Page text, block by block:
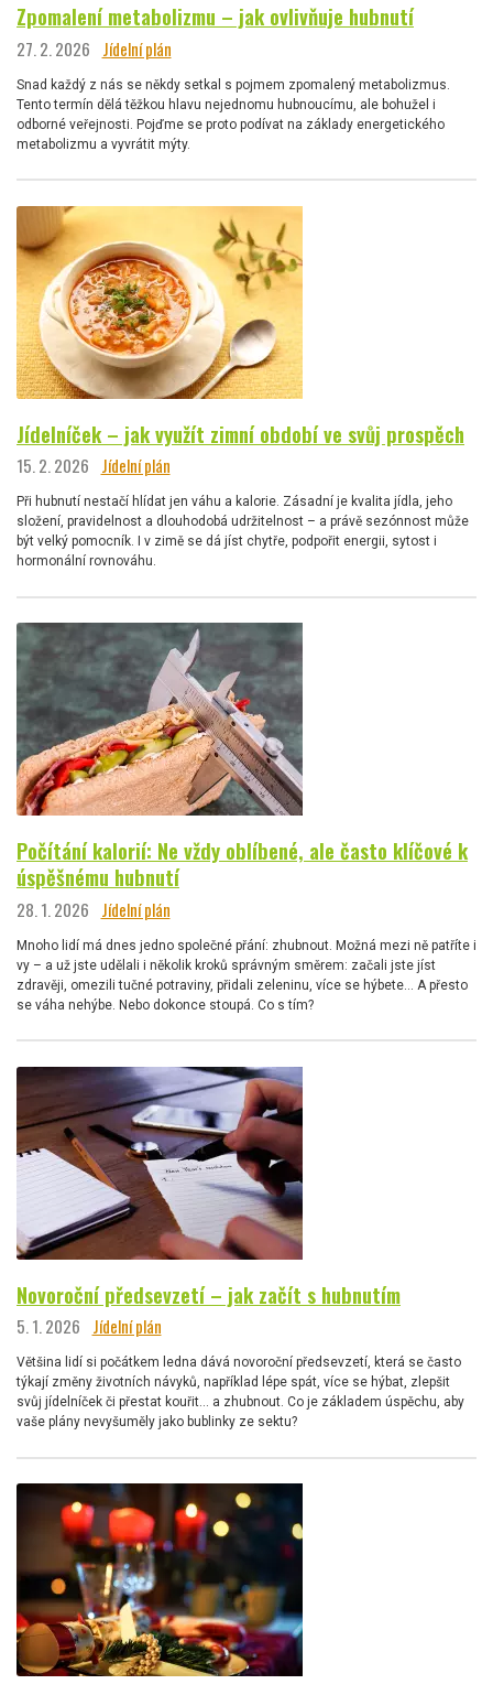
Zpomalení metabolizmu – jak ovlivňuje hubnutí
27. 2. 2026 Jídelní plán
Snad každý z nás se někdy setkal s pojmem zpomalený metabolizmus.
Tento termín dělá těžkou hlavu nejednomu hubnoucímu, ale bohužel i
odborné veřejnosti. Pojďme se proto podívat na základy energetického
metabolizmu a vyvrátit mýty.
Jídelníček – jak využít zimní období ve svůj prospěch
15. 2. 2026 Jídelní plán
Při hubnutí nestačí hlídat jen váhu a kalorie. Zásadní je kvalita jídla, jeho
složení, pravidelnost a dlouhodobá udržitelnost – a právě sezónnost může
být velký pomocník. I v zimě se dá jíst chytře, podpořit energii, sytost i
hormonální rovnováhu.
Počítání kalorií: Ne vždy oblíbené, ale často klíčové k
úspěšnému hubnutí
28. 1. 2026 Jídelní plán
Mnoho lidí má dnes jedno společné přání: zhubnout. Možná mezi ně patříte i
vy – a už jste udělali i několik kroků správným směrem: začali jste jíst
zdravěji, omezili tučné potraviny, přidali zeleninu, více se hýbete… A přesto
se váha nehýbe. Nebo dokonce stoupá. Co s tím?
Novoroční předsevzetí – jak začít s hubnutím
5. 1. 2026 Jídelní plán
Většina lidí si počátkem ledna dává novoroční předsevzetí, která se často
týkají změny životních návyků, například lépe spát, více se hýbat, zlepšit
svůj jídelníček či přestat kouřit… a zhubnout. Co je základem úspěchu, aby
vaše plány nevyšuměly jako bublinky ze sektu?